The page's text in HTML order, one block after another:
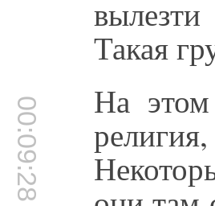
Такая
00:09:28 На